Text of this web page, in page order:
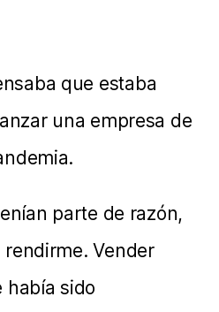
que estaba
una empresa de
parte de razón,
Vender
había sido